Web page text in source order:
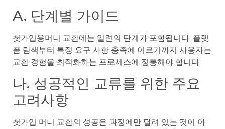
A. 단계별 가이드
첫가입용머니 교환에는 일련의 단계가 포함됩니다. 플랫
폼 탐색부터 특정 요구 사항 충족에 이르기까지 사용자는
교환 경험을 최적화하는 프로세스에 정통해야 합니다.
나. 성공적인 교류를 위한 주요
고려사항
첫가입 머니 교환의 성공은 과정에만 달려 있는 것이 아